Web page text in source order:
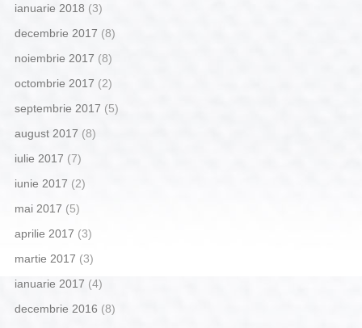
ianuarie 2018 (3)
decembrie 2017 (8)
noiembrie 2017 (8)
octombrie 2017 (2)
septembrie 2017 (5)
august 2017 (8)
iulie 2017 (7)
iunie 2017 (2)
mai 2017 (5)
aprilie 2017 (3)
martie 2017 (3)
ianuarie 2017 (4)
decembrie 2016 (8)